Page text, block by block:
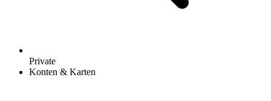
Private
Konten & Karten